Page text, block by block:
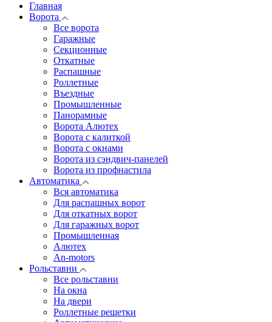
Главная
Ворота
Все ворота
Гаражные
Секционные
Откатные
Распашные
Роллетные
Въездные
Промышленные
Панорамные
Ворота Алютех
Ворота с калиткой
Ворота c окнами
Ворота из сэндвич-панелей
Ворота из профнастила
Автоматика
Вся автоматика
Для распашных ворот
Для откатных ворот
Для гаражных ворот
Промышленная
Алютех
An-motors
Рольставни
Все рольставни
На окна
На двери
Роллетные решетки